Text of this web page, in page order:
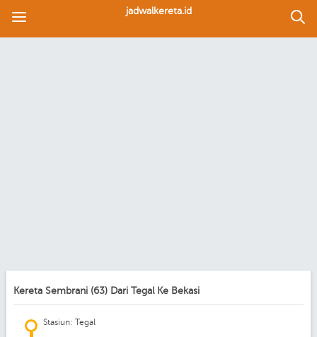
jadwalkereta.id
Kereta Sembrani (63) Dari Tegal Ke Bekasi
Stasiun: Tegal